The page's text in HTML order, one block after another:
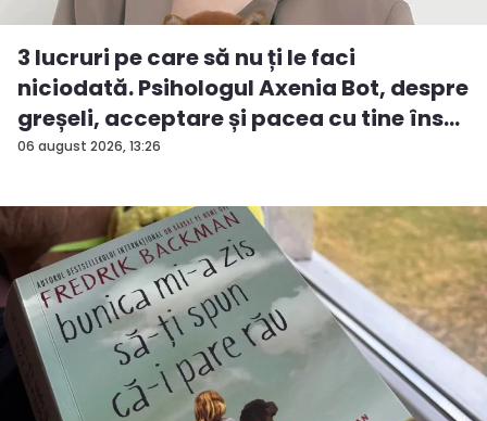
06 august 2026, 13:26
3 lucruri pe care să nu ți le faci
niciodată. Psihologul Axenia Bot, despre
greșeli, acceptare și pacea cu tine îns...